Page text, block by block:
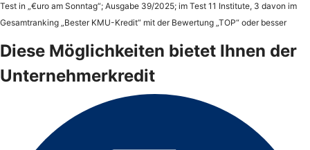
Test in „€uro am Sonntag“; Ausgabe 39/2025; im Test 11 Institute, 3 davon im
Gesamtranking „Bester KMU-Kredit“ mit der Bewertung „TOP“ oder besser
Diese Möglichkeiten bietet Ihnen der
Unternehmerkredit